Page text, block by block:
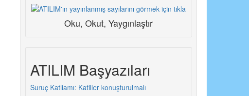
Oku, Okut, Yaygınlaştır
ATILIM Başyazıları
Suruç Katliamı: Katiller konuşturulmalı